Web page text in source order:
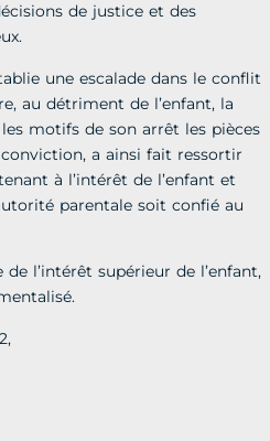
de justice et des
une escalade dans le conflit
au détriment de l’enfant, la
motifs de son arrêt les pièces
a ainsi fait ressortir
à l’intérêt de l’enfant et
parentale soit confié au
l’intérêt supérieur de l’enfant,